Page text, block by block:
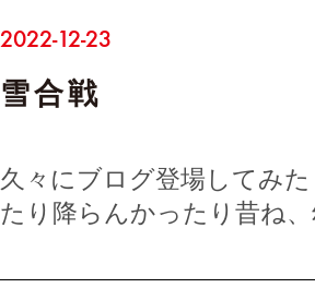
2022-12-23
雪合戦
久々にブログ登場してみ
たり降らんかったり昔ね